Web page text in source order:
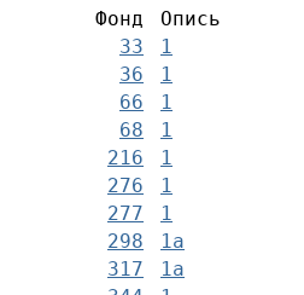
Фонд
Опись
33
1
36
1
66
1
68
1
216
1
276
1
277
1
298
1а
317
1а